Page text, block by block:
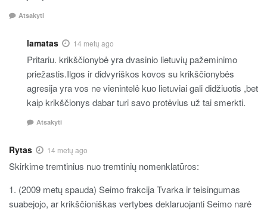
Atsakyti
lamatas 14 metų ago
Pritariu. krikščionybė yra dvasinio lietuvių pažeminimo
priežastis.Ilgos ir didvyriškos kovos su krikščionybės
agresija yra vos ne vienintelė kuo lietuviai gali didžiuotis ,bet
kaip krikščionys dabar turi savo protėvius už tai smerkti.
Atsakyti
Rytas 14 metų ago
Skirkime tremtinius nuo tremtinių nomenklatūros:
1. (2009 metų spauda) Seimo frakcija Tvarka ir teisingumas
suabejojo, ar krikščioniškas vertybes deklaruojanti Seimo narė